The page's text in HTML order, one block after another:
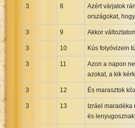
3 8
Azért várjatok
országokat,
3 9 Akkor
3 10 Kús folyóvizein
3 11
Azon a napon
azokat, a kik
3 12 És marasztok
3 13
Izráel
és